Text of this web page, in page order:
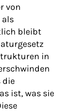
von
als
bleibt
in
die
ist, was sie